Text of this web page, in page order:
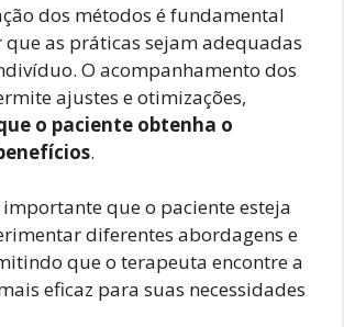
dos métodos é fundamental
as práticas sejam adequadas
O acompanhamento dos
ajustes e otimizações,
o paciente obtenha o
.
importante que o paciente esteja
diferentes abordagens e
que o terapeuta encontre a
eficaz para suas necessidades